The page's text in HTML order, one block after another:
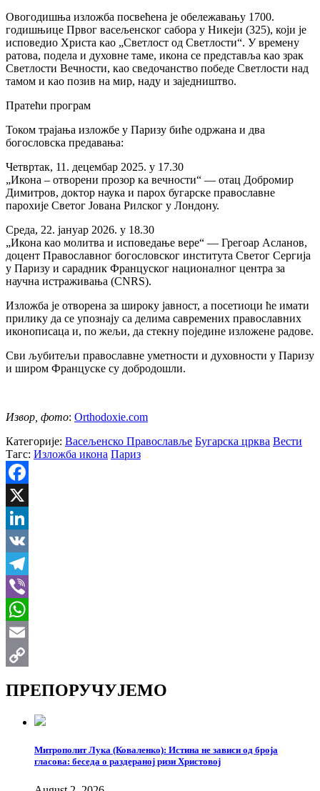
Овогодишња изложба посвећена је обележавању 1700.
годишњице Првог васељенског сабора у Никеји (325), који је
исповедио Христа као „Светлост од Светлости“. У времену
ратова, подела и духовне таме, икона се представља као зрак
Светлости Вечности, као сведочанство победе Светлости над
тамом и као позив на мир, наду и заједништво.
Пратећи програм
Током трајања изложбе у Паризу биће одржана и два
богословска предавања:
Четвртак, 11. децембар 2025. у 17.30
„Икона – отворени прозор ка вечности“ — отац Добромир
Димитров, доктор наука и парох бугарске православне
парохије Светог Јована Рилског у Лондону.
Среда, 22. јануар 2026. у 18.30
„Икона као молитва и исповедање вере“ — Грегоар Асланов,
доцент Православног богословског института Светог Сергија
у Паризу и сарадник Француског националног центра за
научна истраживања (CNRS).
Изложба је отворена за широку јавност, а посетиоци ће имати
прилику да се упознају са делима савремених православних
иконописаца и, по жељи, да стекну поједине изложене радове.
Сви љубитељи православне уметности и духовности у Паризу
и широм Француске су добродошли.
Извор, фото: Orthodoxie.com
Категорије: Васељенско Православље Бугарска црква Вести
Тагс: Изложба икона Париз
Facebook
X
LinkedIn
VK
Telegram
Viber
WhatsApp
Email
ПРЕПОРУЧУЈЕМО
Митрополит Лука (Коваленко): Истина не зависи од броја
гласова: беседа о раздераној ризи Христовој